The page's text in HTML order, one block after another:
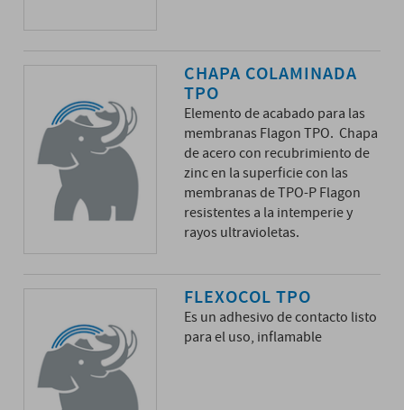
CHAPA COLAMINADA
TPO
Elemento de acabado para las
membranas Flagon TPO. Chapa
de acero con recubrimiento de
zinc en la superficie con las
membranas de TPO-P Flagon
resistentes a la intemperie y
rayos ultravioletas.
FLEXOCOL TPO
Es un adhesivo de contacto listo
para el uso, inflamable